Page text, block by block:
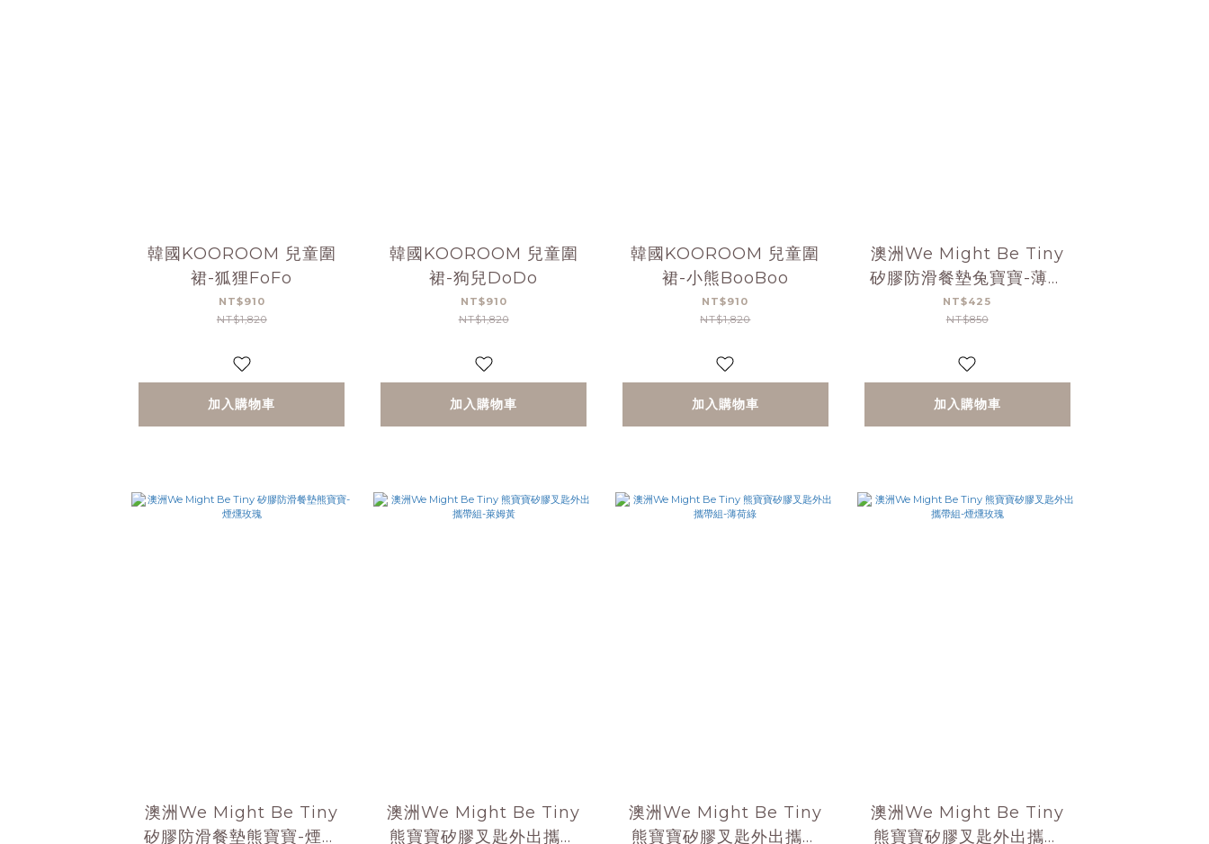
韓國KOOROOM 兒童圍
裙-狐狸FoFo
NT$910
NT$1,820
加入購物車
韓國KOOROOM 兒童圍
裙-狗兒DoDo
NT$910
NT$1,820
加入購物車
韓國KOOROOM 兒童圍
裙-小熊BooBoo
NT$910
NT$1,820
加入購物車
澳洲We Might Be Tiny
矽膠防滑餐墊兔寶寶-薄荷
綠
NT$425
NT$850
加入購物車
澳洲We Might Be Tiny
矽膠防滑餐墊熊寶寶-煙燻
澳洲We Might Be Tiny
熊寶寶矽膠叉匙外出攜帶
澳洲We Might Be Tiny
熊寶寶矽膠叉匙外出攜帶
澳洲We Might Be Tiny
熊寶寶矽膠叉匙外出攜帶